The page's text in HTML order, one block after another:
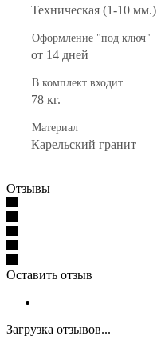
Техническая (1-10 мм.)
Оформление "под ключ"
от 14 дней
В комплект входит
78 кг.
Материал
Карельский гранит
Отзывы
Оставить отзыв
Загрузка отзывов...